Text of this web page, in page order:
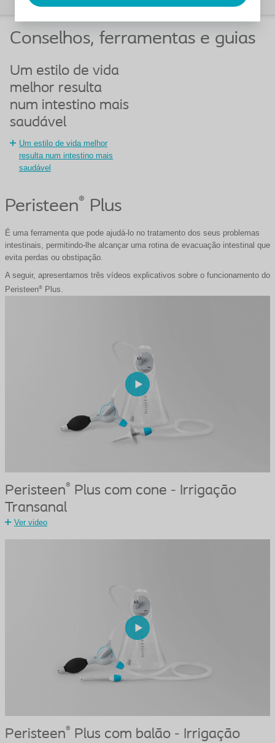
Conselhos, ferramentas e guias
Um estilo de vida
melhor resulta
num intestino mais
saudável
Um estilo de vida melhor
resulta num intestino mais
saudável
Peristeen® Plus
É uma ferramenta que pode ajudá-lo no tratamento dos seus problemas
intestinais, permitindo-lhe alcançar uma rotina de evacuação intestinal que
evita perdas ou obstipação.
A seguir, apresentamos três vídeos explicativos sobre o funcionamento do
Peristeen® Plus.
Peristeen® Plus com cone - Irrigação
Transanal
Ver video
Peristeen® Plus com balão - Irrigação